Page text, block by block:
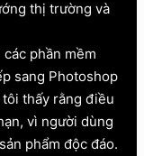
thị trường và
phần mềm
sang Photoshop
thấy rằng điều
vì người dùng
phẩm độc đáo.